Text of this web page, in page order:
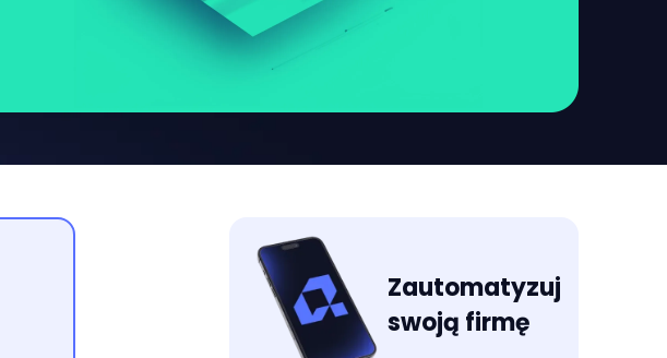
Zautomatyzuj
swoją firmę